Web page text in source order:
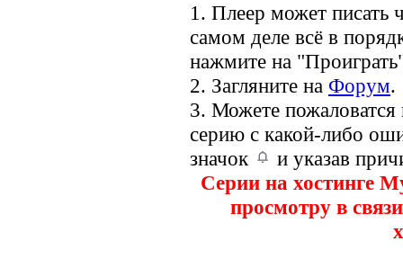
1. Плеер может писать
самом деле всё в
нажмите на
2. Загляните на Форум.
3. Можете
серию с какой-либо
значок
и указав
Серии на хостинге
просмотру в